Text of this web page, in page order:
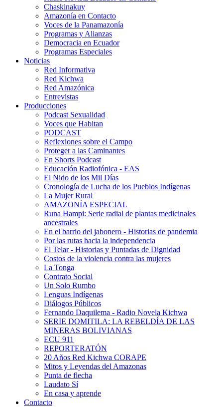
Chaskinakuy
Amazonía en Contacto
Voces de la Panamazonía
Programas y Alianzas
Democracia en Ecuador
Programas Especiales
Noticias
Red Informativa
Red Kichwa
Red Amazónica
Entrevistas
Producciones
Podcast Sexualidad
Voces que Habitan
PODCAST
Reflexiones sobre el Campo
Proteger a las Caminantes
En Shorts Podcast
Educación Radiofónica - EAS
El Nido de los Mil Días
Cronología de Lucha de los Pueblos Indígenas
La Mujer Rural
AMAZONÍA ESPECIAL
Runa Hampi: Serie radial de plantas medicinales
ancestrales
En el barrio del jabonero - Historias de pandemia
Por las rutas hacia la independencia
El Telar - Historias y Puntadas de Dignidad
Costos de la violencia contra las mujeres
La Tonga
Contrato Social
Un Solo Rumbo
Lenguas Indígenas
Diálogos Públicos
Fernando Daquilema - Radio Novela Kichwa
SERIE DOMITILA: LA REBELDÍA DE LAS
MINERAS BOLIVIANAS
ECU 911
REPORTERATÓN
20 Años Red Kichwa CORAPE
Mitos y Leyendas del Amazonas
Punta de flecha
Laudato Sí
En casa y aprende
Contacto